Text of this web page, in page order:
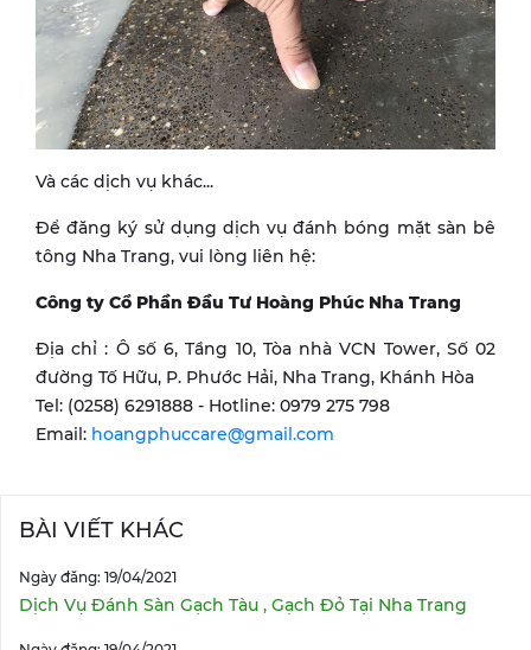
Và các dịch vụ khác...
Để đăng ký sử dụng dịch vụ đánh bóng mặt sàn bê
tông Nha Trang, vui lòng liên hệ:
Công ty Cổ Phần Đầu Tư Hoàng Phúc Nha Trang
Địa chỉ : Ô số 6, Tầng 10, Tòa nhà VCN Tower, Số 02
đường Tố Hữu, P. Phước Hải, Nha Trang, Khánh Hòa
Tel: (0258) 6291888 - Hotline: 0979 275 798
Email: hoangphuccare@gmail.com
BÀI VIẾT KHÁC
Ngày đăng: 19/04/2021
Dịch Vụ Đánh Sàn Gạch Tàu , Gạch Đỏ Tại Nha Trang